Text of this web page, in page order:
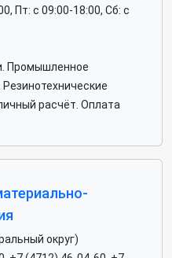
Пт: c 09:00-18:00, Сб: c
Промышленное
расчёт. Оплата
округ)